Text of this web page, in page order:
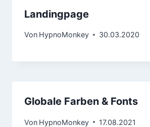
Landingpage
Von HypnoMonkey 30.03.2020
Globale Farben & Fonts
Von HypnoMonkey 17.08.2021